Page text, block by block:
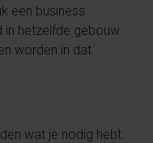
een business
in hetzelfde gebouw.
worden in dat
wat je nodig hebt.